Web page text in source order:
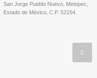
San Jorge Pueblo Nuevo, Metepec,
Estado de México, C.P. 52154.